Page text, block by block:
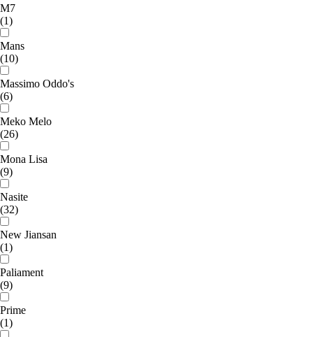
M7
(1)
Mans
(10)
Massimo Oddo's
(6)
Meko Melo
(26)
Mona Lisa
(9)
Nasite
(32)
New Jiansan
(1)
Paliament
(9)
Prime
(1)